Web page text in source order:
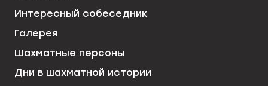
Интересный собеседник
Галерея
Шахматные персоны
Дни в шахматной истории